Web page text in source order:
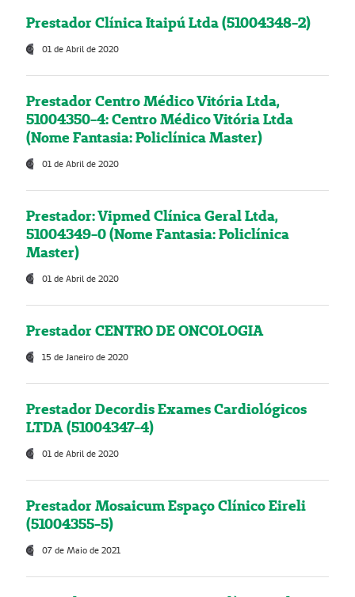
Prestador Clínica Itaipú Ltda (51004348-2)
01 de Abril de 2020
Prestador Centro Médico Vitória Ltda,
51004350-4: Centro Médico Vitória Ltda
(Nome Fantasia: Policlínica Master)
01 de Abril de 2020
Prestador: Vipmed Clínica Geral Ltda,
51004349-0 (Nome Fantasia: Policlínica
Master)
01 de Abril de 2020
Prestador CENTRO DE ONCOLOGIA
15 de Janeiro de 2020
Prestador Decordis Exames Cardiológicos
LTDA (51004347-4)
01 de Abril de 2020
Prestador Mosaicum Espaço Clínico Eireli
(51004355-5)
07 de Maio de 2021